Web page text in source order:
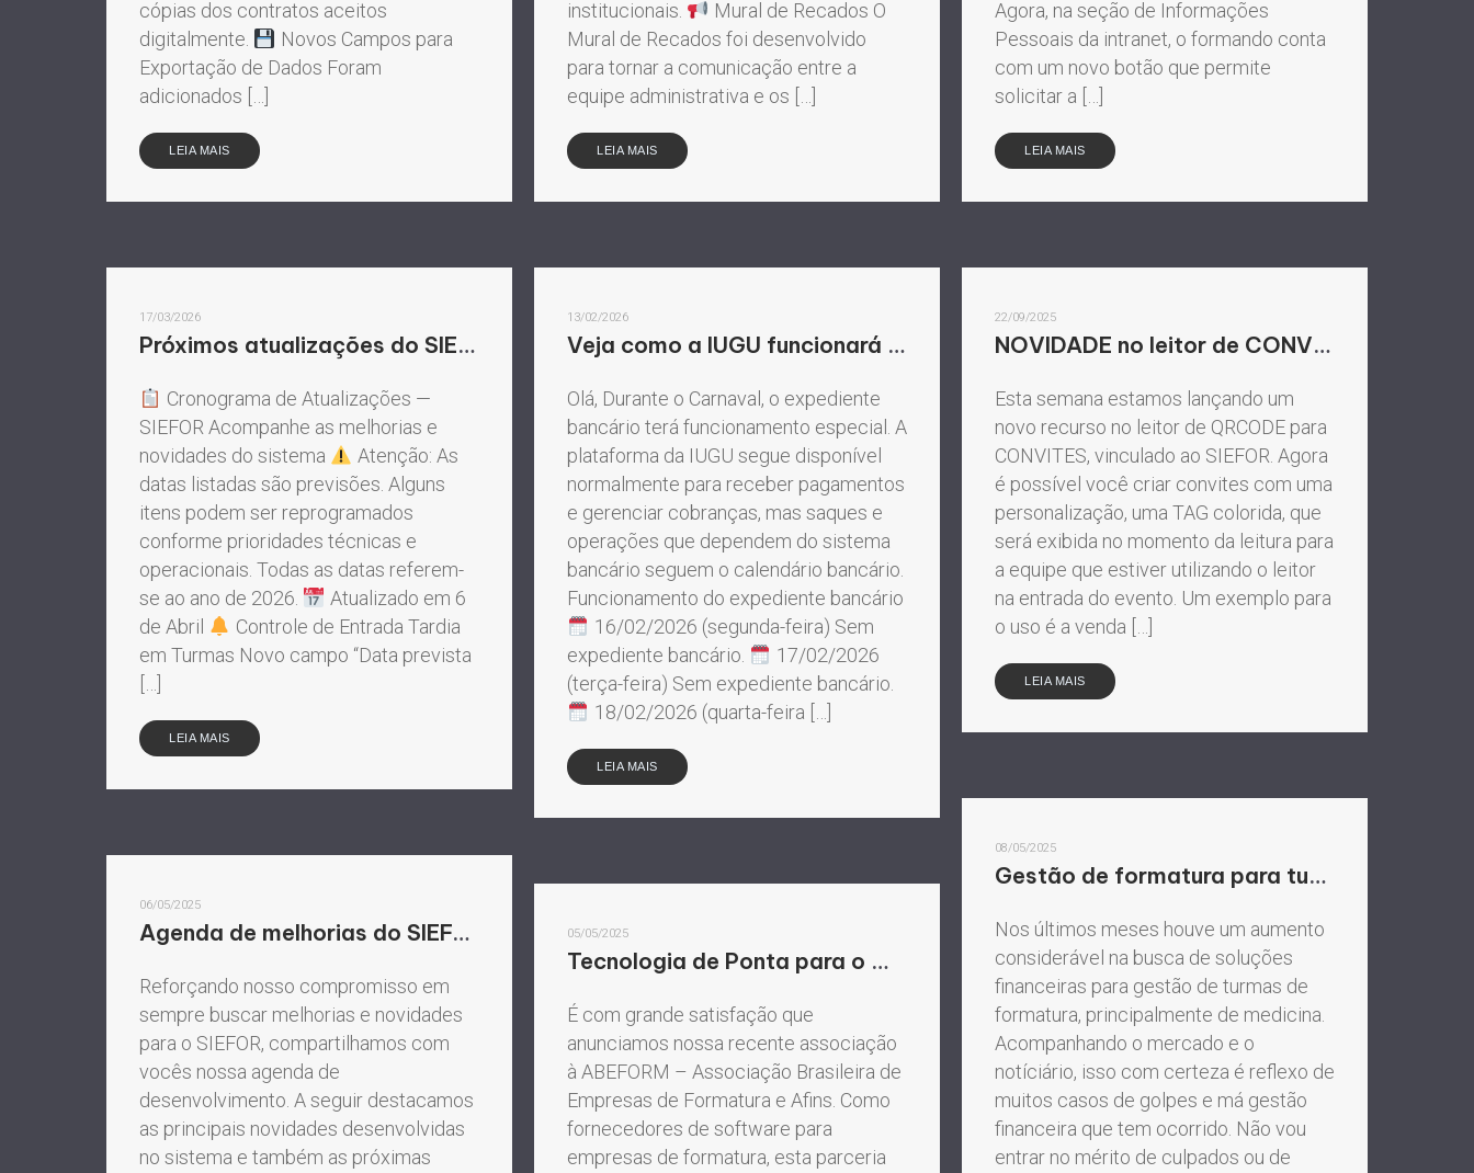
cópias dos contratos aceitos
digitalmente.
Novos Campos para
Exportação de Dados Foram
adicionados […]
LEIA MAIS
institucionais.
Mural de Recados O
Mural de Recados foi desenvolvido
para tornar a comunicação entre a
equipe administrativa e os […]
LEIA MAIS
Agora, na seção de Informações
Pessoais da intranet, o formando conta
com um novo botão que permite
solicitar a […]
LEIA MAIS
17/03/2026
Próximos atualizações do SIEFOR
Cronograma de Atualizações —
SIEFOR Acompanhe as melhorias e
novidades do sistema
Atenção: As
datas listadas são previsões. Alguns
itens podem ser reprogramados
conforme prioridades técnicas e
operacionais. Todas as datas referem-
se ao ano de 2026.
Atualizado em 6
de Abril
Controle de Entrada Tardia
em Turmas Novo campo “Data prevista
LEIA MAIS
13/02/2026
Veja como a IUGU funcionará no Carnaval!
Olá, Durante o Carnaval, o expediente
bancário terá funcionamento especial. A
plataforma da IUGU segue disponível
normalmente para receber pagamentos
e gerenciar cobranças, mas saques e
operações que dependem do sistema
bancário seguem o calendário bancário.
Funcionamento do expediente bancário
16/02/2026 (segunda-feira) Sem
expediente bancário.
17/02/2026
(terça-feira) Sem expediente bancário.
18/02/2026 (quarta-feira […]
LEIA MAIS
22/09/2025
NOVIDADE no leitor de CONVITES
Esta semana estamos lançando um
novo recurso no leitor de QRCODE para
CONVITES, vinculado ao SIEFOR. Agora
é possível você criar convites com uma
personalização, uma TAG colorida, que
será exibida no momento da leitura para
a equipe que estiver utilizando o leitor
na entrada do evento. Um exemplo para
o uso é a venda […]
LEIA MAIS
08/05/2025
Gestão de formatura para turmas de medicina
Nos últimos meses houve um aumento
considerável na busca de soluções
financeiras para gestão de turmas de
formatura, principalmente de medicina.
Acompanhando o mercado e o
notíciário, isso com certeza é reflexo de
muitos casos de golpes e má gestão
financeira que tem ocorrido. Não vou
entrar no mérito de culpados ou de
06/05/2025
Agenda de melhorias do SIEFOR
Reforçando nosso compromisso em
sempre buscar melhorias e novidades
para o SIEFOR, compartilhamos com
vocês nossa agenda de
desenvolvimento. A seguir destacamos
as principais novidades desenvolvidas
no sistema e também as próximas
05/05/2025
Tecnologia de Ponta para o Mercado de Formaturas: Nossa Parceria com a ABEFORM
É com grande satisfação que
anunciamos nossa recente associação
à ABEFORM – Associação Brasileira de
Empresas de Formatura e Afins. Como
fornecedores de software para
empresas de formatura, esta parceria